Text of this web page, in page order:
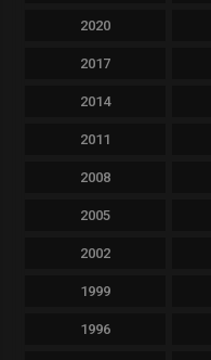
2020
2017
2014
2011
2008
2005
2002
1999
1996